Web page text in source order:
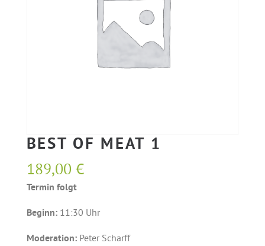
BEST OF MEAT 1
189,00 €
Termin folgt
Beginn: 11:30 Uhr
Moderation: Peter Scharff